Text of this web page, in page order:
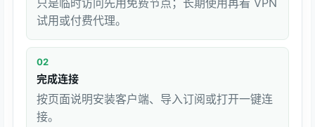
只是临时访问先用免费节点；长期使用再看 VPN
试用或付费代理。
02
完成连接
按页面说明安装客户端、导入订阅或打开一键连
接。